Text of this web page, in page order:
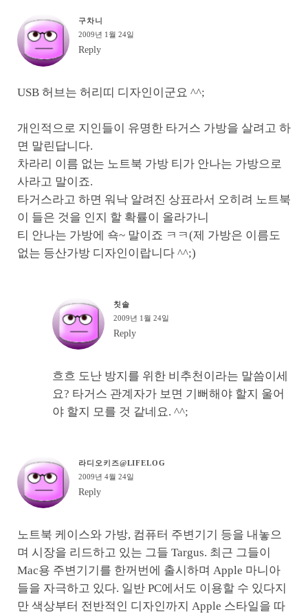
구차니
2009년 1월 24일
Reply
USB 허브는 허리띠 디자인이군요 ^^;
개인적으로 지인들이 유명한 타거스 가방을 살려고 하
면 말린답니다.
차라리 이름 없는 노트북 가방 티가 안나는 가방으로
사라고 말이죠.
타거스라고 하면 워낙 알려진 상표라서 오히려 노트북
이 들은 것을 인지 할 확률이 올라가니
티 안나는 가방에 쇽~ 말이죠 ㅋㅋ(제 가방은 이름도
없는 등산가방 디자인이랍니다 ^^;)
칫솔
2009년 1월 24일
Reply
흐흐 도난 방지를 위한 비추천이라는 말씀이세
요? 타거스 관계자가 보면 기뻐해야 할지 울어
야 할지 모를 것 같네요. ^^;
라디오키즈@LIFELOG
2009년 4월 24일
Reply
노트북 케이스와 가방, 컴퓨터 주변기기 등을 내놓으
며 시장을 리드하고 있는 그들 Targus. 최근 그들이
Mac용 주변기기를 한꺼번에 출시하며 Apple 마니아
들을 자극하고 있다. 일반 PC에서도 이용할 수 있다지
만 색상부터 전반적인 디자인까지 Apple 스타일을 따